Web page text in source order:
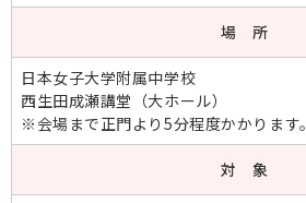
場 所
日本女子大学附属中学校
西生田成瀬講堂（大ホール）
※会場まで正門より5分程度かかります。
対 象